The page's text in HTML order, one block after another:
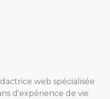
web spécialisée
d'expérience de vie